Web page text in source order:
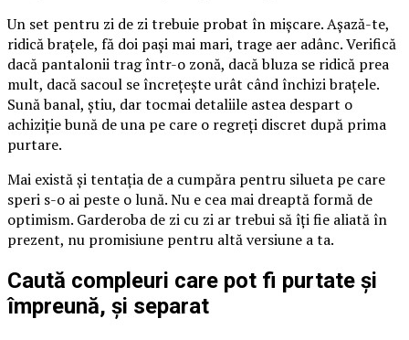
Un set pentru zi de zi trebuie probat în mișcare. Așază-te,
ridică brațele, fă doi pași mai mari, trage aer adânc. Verifică
dacă pantalonii trag într-o zonă, dacă bluza se ridică prea
mult, dacă sacoul se încrețește urât când închizi brațele.
Sună banal, știu, dar tocmai detaliile astea despart o
achiziție bună de una pe care o regreți discret după prima
purtare.
Mai există și tentația de a cumpăra pentru silueta pe care
speri s-o ai peste o lună. Nu e cea mai dreaptă formă de
optimism. Garderoba de zi cu zi ar trebui să îți fie aliată în
prezent, nu promisiune pentru altă versiune a ta.
Caută compleuri care pot fi purtate și
împreună, și separat